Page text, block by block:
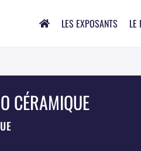
LES EXPOSANTS LE
CÉRAMIQUE